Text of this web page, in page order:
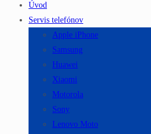
Úvod
Servis telefónov
Apple iPhone
Samsung
Huawei
Xiaomi
Motorola
Sony
Lenovo Moto